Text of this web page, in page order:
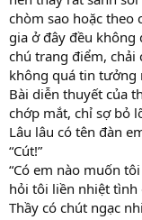
chòm sao hoặc theo
gia ở đây đều không
chú trang điểm,
không quá tin tưởng
Bài diễn thuyết của
chớp mắt, chỉ sợ bỏ
Lâu lâu có tên đàn
“Cút!”
“Có em nào muốn
hỏi tôi liền nhiệt tình
Thầy có chút ngạc